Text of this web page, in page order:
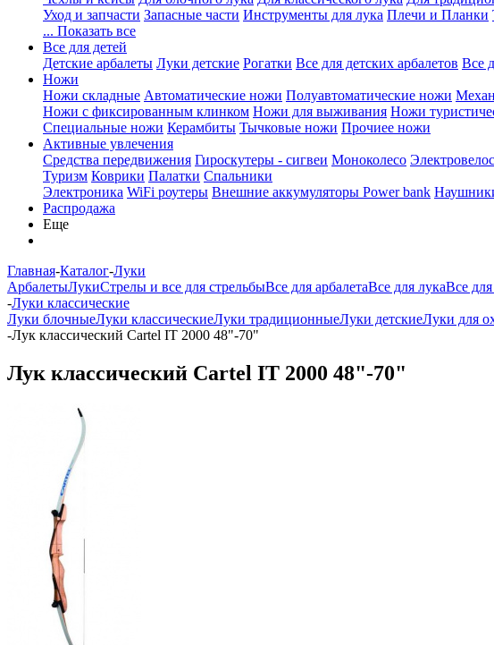
Уход и запчасти Запасные части Инструменты для лука Плечи и Планки
... Показать все
Все для детей
Детские арбалеты Луки детские Рогатки Все для детских арбалетов Все
Ножи
Ножи складные Автоматические ножи Полуавтоматические ножи
Ножи с фиксированным клинком Ножи для выживания Ножи
Специальные ножи Керамбиты Тычковые ножи Прочиее ножи
Активные увлечения
Средства передвижения Гироскутеры - сигвеи Моноколесо
Туризм Коврики Палатки Спальники
Электроника WiFi роутеры Внешние аккумуляторы Power bank
Распродажа
Еще
Главная-Каталог-Луки
АрбалетыЛукиСтрелы и все для стрельбыВсе для арбалетаВсе для лукаВсе для
-Луки классические
Луки блочныеЛуки классическиеЛуки традиционныеЛуки детскиеЛуки для
-Лук классический Cartel IT 2000 48"-70"
Лук классический Cartel IT 2000 48"-70"